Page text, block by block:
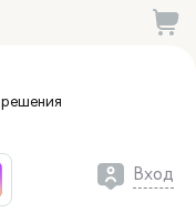
решения
Вход